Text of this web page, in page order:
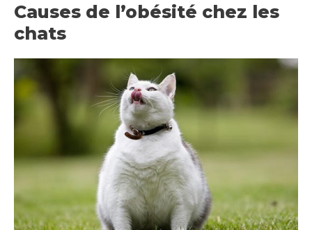
Causes de l’obésité chez les
chats